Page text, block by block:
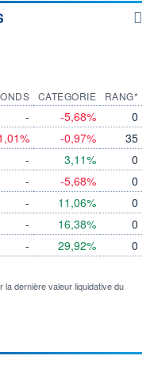
-
-
-
-
-
-
CATEGORIE
-5,68%
-0,97%
3,11%
-5,68%
11,06%
16,38%
29,92%
RANG*
0
35
0
0
0
0
0
dernière valeur liquidative du